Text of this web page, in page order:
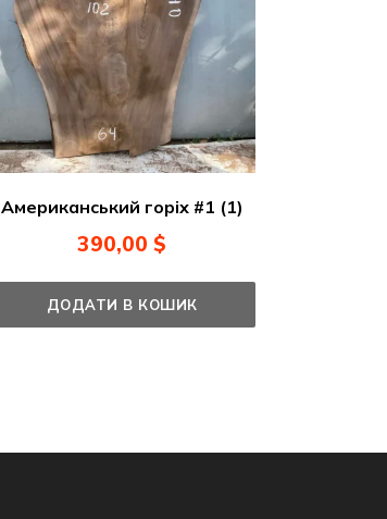
Американський горіх #1 (1)
390,00$
ДОДАТИ В КОШИК